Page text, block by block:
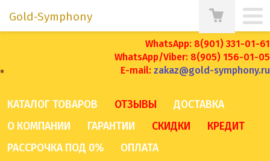
WhatsApp: 8(901) 331-01-61
WhatsApp/Viber: 8(905) 156-01-05
E-mail: zakaz@gold-symphony.ru
*
Gold-Symphony
КАТАЛОГ ТОВАРОВ ОТЗЫВЫ
ДОСТАВКА
О КОМПАНИИ
ГАРАНТИИ СКИДКИ
КРЕДИТ
РАССРОЧКА ПОД 0%
ОПЛАТА